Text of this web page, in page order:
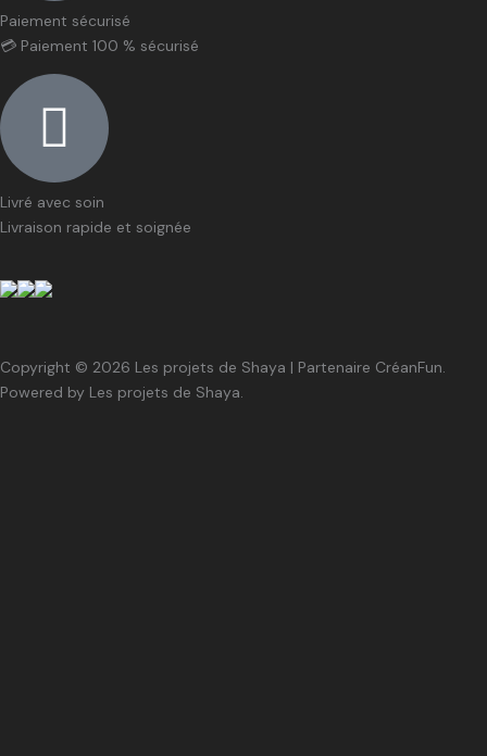
Paiement sécurisé
💳 Paiement 100 % sécurisé
Livré avec soin
Livraison rapide et soignée
Copyright © 2026 Les projets de Shaya | Partenaire CréanFun.
Powered by Les projets de Shaya.